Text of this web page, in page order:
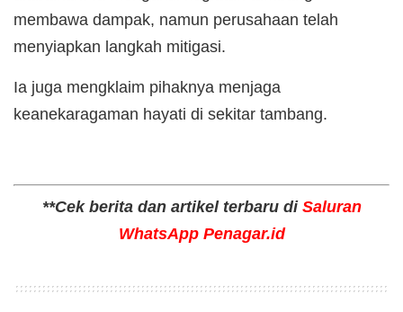
membawa dampak, namun perusahaan telah
menyiapkan langkah mitigasi.
Ia juga mengklaim pihaknya menjaga
keanekaragaman hayati di sekitar tambang.
**Cek berita dan artikel terbaru di Saluran
WhatsApp Penagar.id